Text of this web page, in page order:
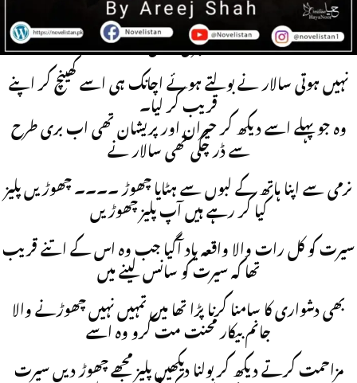
ماننا پڑے گا آپ کو جانم ذرا آگے پیچھے کی بھی خبر رکھیں اتنی بے
خبری اچھی
نہیں ہوتی سالار نے بولتے ہوئے اچانک ہی اسے کھینچ کر اپنے
قریب کر لیا۔
وہ جو پہلے اسے دیکھ کر حیران اور پریشان تھی اب بری طرح
سے ڈر چکی تھی سالار نے
نرمی سے اپنا ہاتھ کے لبوں سے ہٹایا چھوڑ ۔۔۔۔ چھوڑیں پلیز
کیا کر رہے ہیں آپ پلیز چھوڑیں
سیرت کو کل رات والا واقعہ یاد آگیا جب وہ اس کے اتنے قریب
تھا کہ سیرت کو سانس لینے میں
بھی دشواری کا سامنا کرنا پڑا تھا میں تمہیں نہیں چھوڑنے والا
جانم بیکار محنت مت کرو وہ اسے
مزاحمت کرتے دیکھ کر بولنا دیکھیں پلیز مجھے چھوڑ دیں سیرت